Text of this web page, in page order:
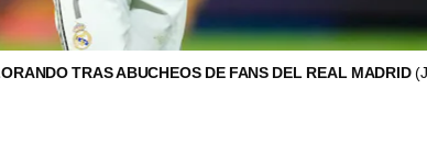
TRAS ABUCHEOS DE FANS DEL REAL MADRID